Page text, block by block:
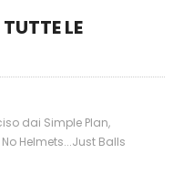
LE
dai Simple Plan,
Helmets...Just Balls